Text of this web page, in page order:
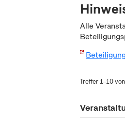
Alle
Treffer 1–10